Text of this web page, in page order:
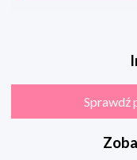
Sprawdź